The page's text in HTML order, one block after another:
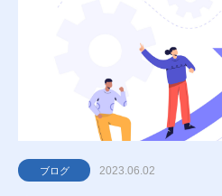
ブログ 2023.06.02